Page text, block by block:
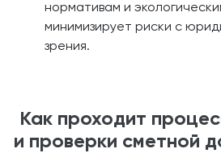
нормативам и
минимизирует риски с
зрения.
Как проходит
и проверки сметной